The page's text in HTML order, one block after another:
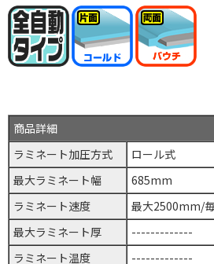
商品詳細
ラミネート加圧方式
ロール式
最大ラミネート幅
685mm
ラミネート速度
最大2500mm/
最大ラミネート厚
-------------
ラミネート温度
-------------